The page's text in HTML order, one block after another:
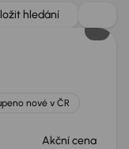
hledání
nové v ČR
Akční cena